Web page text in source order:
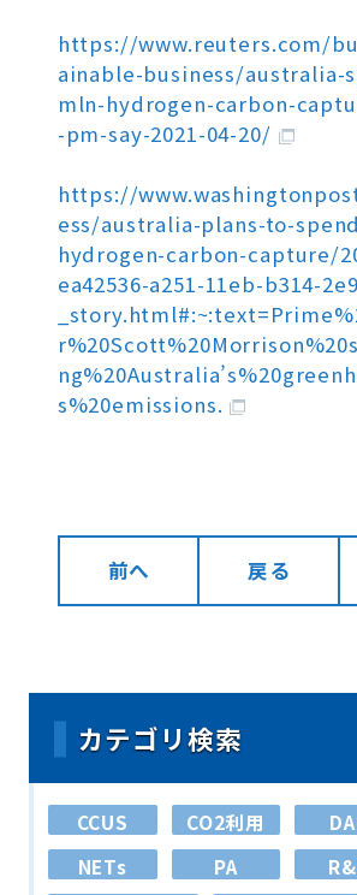
https://www.reuters.com/
ainable-business/australia-
mln-hydrogen-carbon-
-pm-say-2021-04-20/
https://
ess/australia-plans-to-
hydrogen-carbon-capture/
ea42536-a251-11eb-b314-
s%20emissions.
前へ 戻る
カテゴリ検索
CCUS CO2利用
NETs
PA